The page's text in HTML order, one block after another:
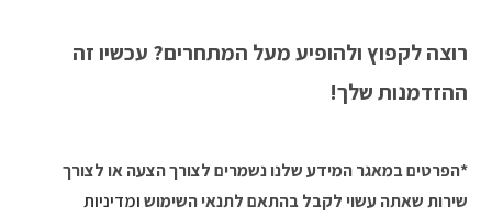
רוצה לקפוץ ולהופיע מעל המתחרים? עכשיו זה
ההזדמנות שלך!
*הפרטים במאגר המידע שלנו נשמרים לצורך הצעה או לצורך
שירות שאתה עשוי לקבל בהתאם לתנאי השימושומדיניות